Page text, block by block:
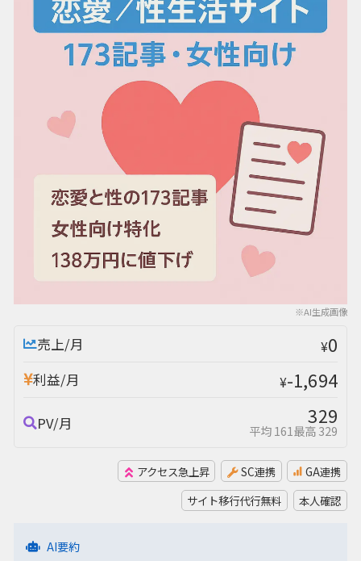
※AI生成画像
売上/月 ¥0
利益/月 ¥-1,694
PV/月 329
平均 161最高 329
アクセス急上昇 SC連携
GA連携
サイト移行代行無料
本人確認
AI要約